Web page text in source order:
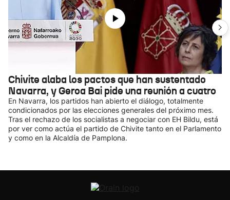
Chivite alaba los pactos que han sustentado
Navarra, y Geroa Bai pide una reunión a cuatro
En Navarra, los partidos han abierto el diálogo, totalmente
condicionados por las elecciones generales del próximo mes.
Tras el rechazo de los socialistas a negociar con EH Bildu, está
por ver como actúa el partido de Chivite tanto en el Parlamento
y como en la Alcaldía de Pamplona.